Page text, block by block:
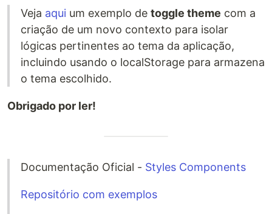
Veja aqui um exemplo de toggle theme com a
criação de um novo contexto para isolar
lógicas pertinentes ao tema da aplicação,
incluindo usando o localStorage para armazena
o tema escolhido.
Obrigado por ler!
Documentação Oficial - Styles Components
Repositório com exemplos